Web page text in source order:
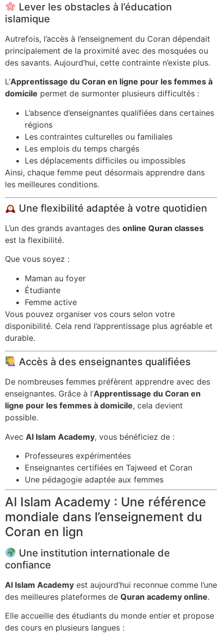
Lever les obstacles à l’éducation
islamique
Autrefois, l’accès à l’enseignement du Coran dépendait
principalement de la proximité avec des mosquées ou
des savants. Aujourd’hui, cette contrainte n’existe plus.
L’Apprentissage du Coran en ligne pour les femmes à
domicile permet de surmonter plusieurs difficultés :
L’absence d’enseignantes qualifiées dans certaines
régions
Les contraintes culturelles ou familiales
Les emplois du temps chargés
Les déplacements difficiles ou impossibles
Ainsi, chaque femme peut désormais apprendre dans
les meilleures conditions.
Une flexibilité adaptée à votre quotidien
L’un des grands avantages des online Quran classes
est la flexibilité.
Que vous soyez :
Maman au foyer
Étudiante
Femme active
Vous pouvez organiser vos cours selon votre
disponibilité. Cela rend l’apprentissage plus agréable et
durable.
Accès à des enseignantes qualifiées
De nombreuses femmes préfèrent apprendre avec des
enseignantes. Grâce à l’Apprentissage du Coran en
ligne pour les femmes à domicile, cela devient
possible.
Avec Al Islam Academy, vous bénéficiez de :
Professeures expérimentées
Enseignantes certifiées en Tajweed et Coran
Une pédagogie adaptée aux femmes
Al Islam Academy : Une référence
mondiale dans l’enseignement du
Coran en lign
Une institution internationale de
confiance
Al Islam Academy est aujourd’hui reconnue comme l’une
des meilleures plateformes de Quran academy online.
Elle accueille des étudiants du monde entier et propose
des cours en plusieurs langues :